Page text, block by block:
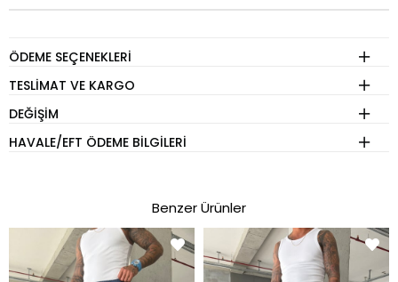
ÖDEME SEÇENEKLERI
TESLIMAT VE KARGO
DEĞIŞIM
HAVALE/EFT ÖDEME BILGILERI
Benzer Ürünler